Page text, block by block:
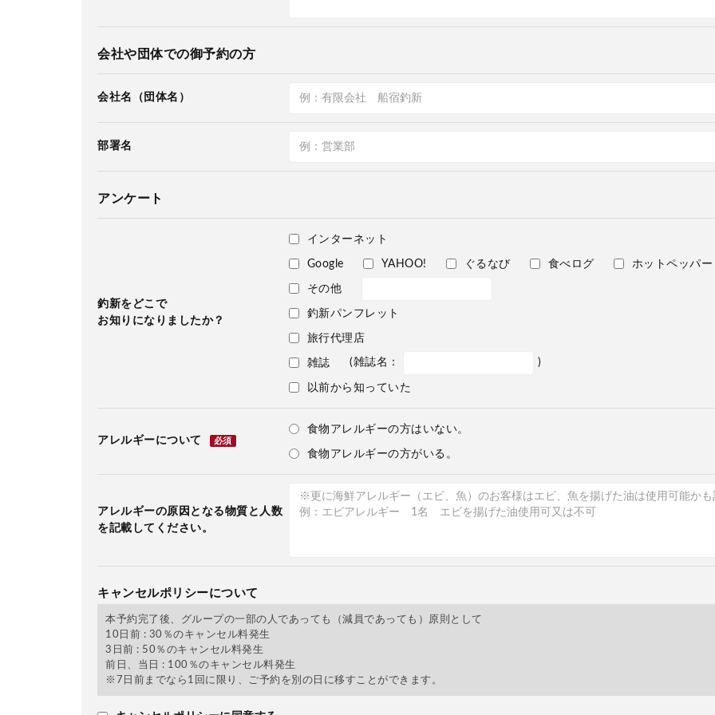
会社や団体での御予約の方
会社名（団体名）
部署名
アンケート
釣新をどこで
お知りになりましたか？
インターネット
Google YAHOO! ぐるなび 食べログ ホットペッパー
その他
釣新パンフレット
旅行代理店
雑誌 (雑誌名： )
以前から知っていた
アレルギーについて 必須
食物アレルギーの方はいない。
食物アレルギーの方がいる。
アレルギーの原因となる物質と人数
を記載してください。
キャンセルポリシーについて
本予約完了後、グループの一部の人であっても（減員であっても）原則として
10日前 : 30％のキャンセル料発生
3日前 : 50％のキャンセル料発生
前日、当日 : 100％のキャンセル料発生
※7日前までなら1回に限り、ご予約を別の日に移すことができます。